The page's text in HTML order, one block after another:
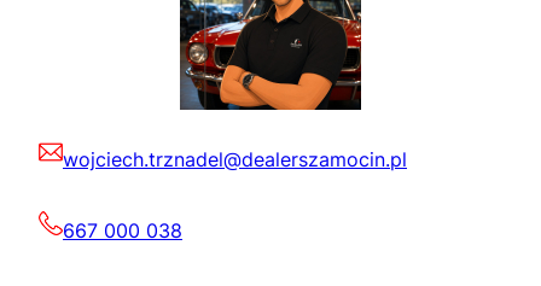
wojciech.trznadel@dealerszamocin.pl
667 000 038